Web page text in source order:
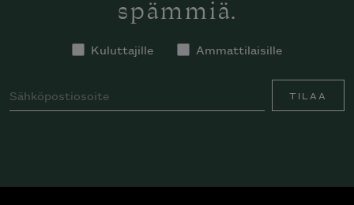
spämmiä.
Kuluttajille Ammattilaisille
TILAA